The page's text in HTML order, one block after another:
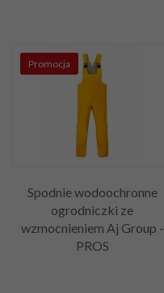
Promocja
Spodnie wodoochronne
ogrodniczki ze
wzmocnieniem Aj Group -
PROS